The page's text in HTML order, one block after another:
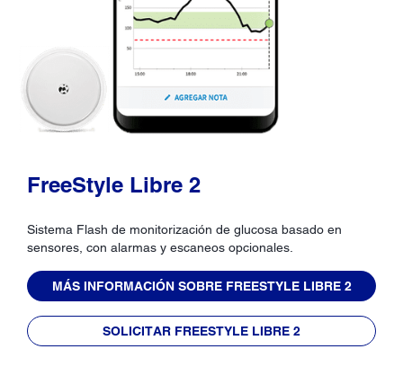
FreeStyle Libre 2
Sistema Flash de monitorización de glucosa basado en
sensores, con alarmas y escaneos opcionales.
MÁS INFORMACIÓN SOBRE FREESTYLE LIBRE 2
SOLICITAR FREESTYLE LIBRE 2